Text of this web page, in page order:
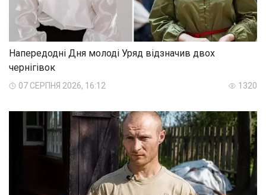
Напередодні Дня молоді Уряд відзначив двох
чернігівок
07 СЕРПНЯ 2026, 16:12 1320